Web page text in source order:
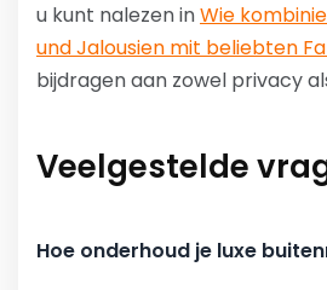
u kunt nalezen inWie
und Jalousien mit beliebten
bijdragen aan zowel privacy
Veelgestelde
Hoe onderhoud je luxe